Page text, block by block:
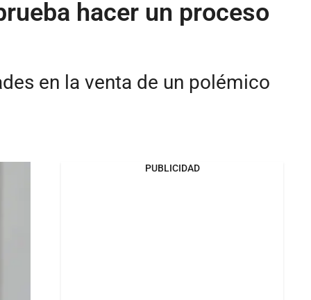
hacer un proceso
en la venta de un polémico
PUBLICIDAD